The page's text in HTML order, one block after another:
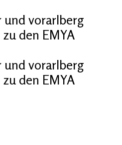
vorarlberg
den EMYA
vorarlberg
den EMYA